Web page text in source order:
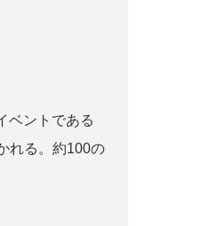
ベントである
れる。約100の